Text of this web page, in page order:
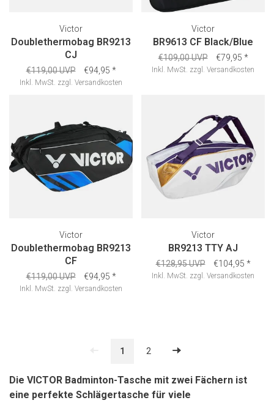
Victor
Doublethermobag BR9213
CJ
€119,00 UVP €94,95 *
Inkl. MwSt. zzgl. Versandkosten
Victor
BR9613 CF Black/Blue
€109,00 UVP €79,95 *
Inkl. MwSt. zzgl. Versandkosten
Victor
Doublethermobag BR9213
CF
€119,00 UVP €94,95 *
Inkl. MwSt. zzgl. Versandkosten
Victor
BR9213 TTY AJ
€128,95 UVP €104,95 *
Inkl. MwSt. zzgl. Versandkosten
1 2
Die VICTOR Badminton-Tasche mit zwei Fächern ist
eine perfekte Schlägertasche für viele